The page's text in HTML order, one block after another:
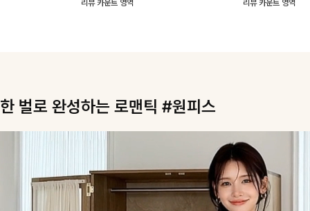
스트링 디테일로 안정
리뷰 카운트 영역
운 체형 커버는 물론,
리뷰 카운트 영역
한 벌로 완성하는 로맨틱 #원피스